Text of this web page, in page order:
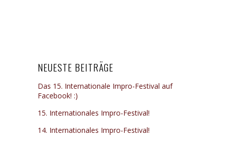
NEUESTE BEITRÄGE
Das 15. Internationale Impro-Festival auf
Facebook! :)
15. Internationales Impro-Festival!
14. Internationales Impro-Festival!